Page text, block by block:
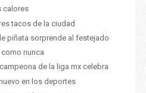
calores
tacos de la ciudad
piñata sorprende al festejado
como nunca
de la liga mx celebra
en los deportes